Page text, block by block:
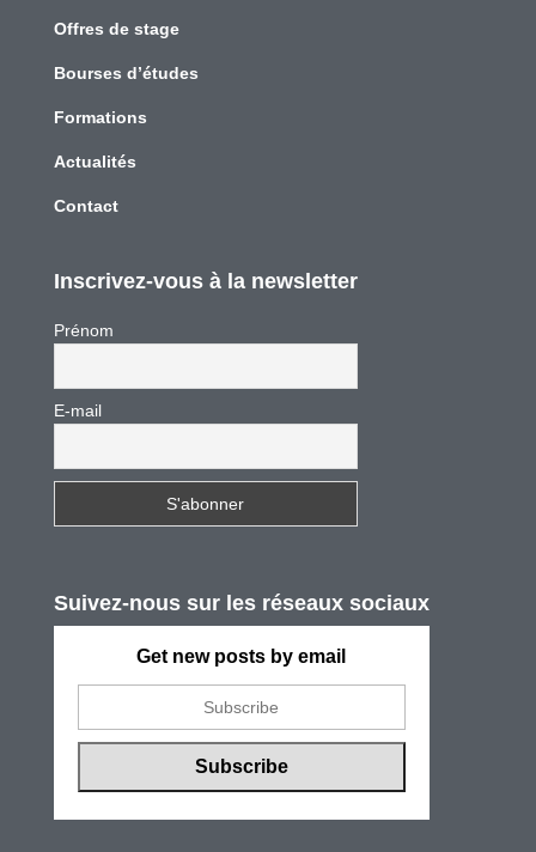
Offres de stage
Bourses d’études
Formations
Actualités
Contact
Inscrivez-vous à la newsletter
Prénom
E-mail
Suivez-nous sur les réseaux sociaux
Get new posts by email